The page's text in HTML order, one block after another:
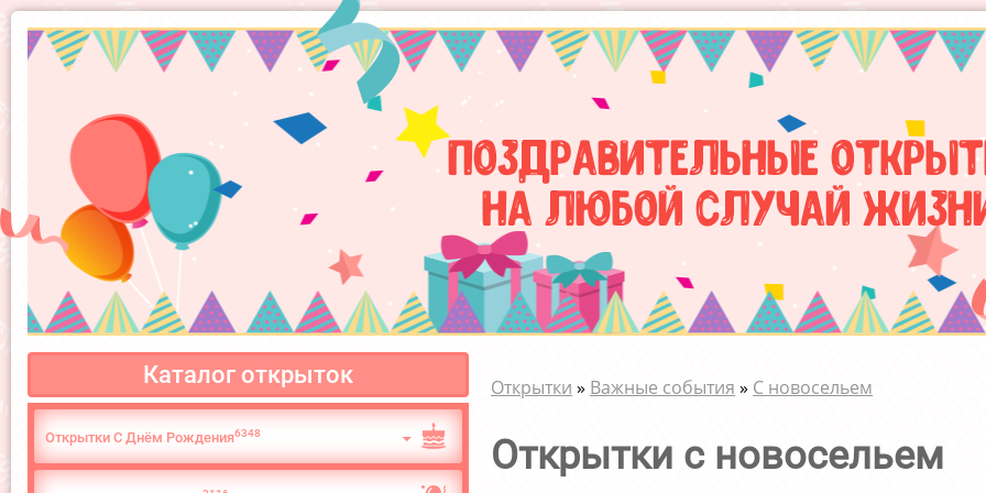
Поздравительные
на любой случай
Каталог открыток
Открытки С Днём Рождения6348
Открытки » Важные события » С новосельем
Открытки с новосельем